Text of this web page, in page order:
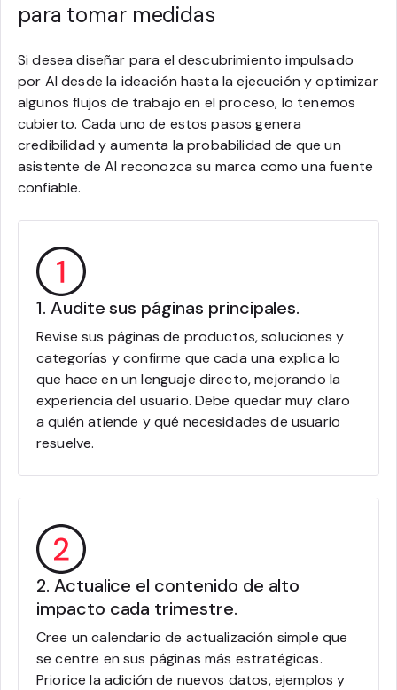
para tomar medidas
Si desea diseñar para el descubrimiento impulsado
por AI desde la ideación hasta la ejecución y optimizar
algunos flujos de trabajo en el proceso, lo tenemos
cubierto. Cada uno de estos pasos genera
credibilidad y aumenta la probabilidad de que un
asistente de AI reconozca su marca como una fuente
confiable.
1. Audite sus páginas principales.
Revise sus páginas de productos, soluciones y
categorías y confirme que cada una explica lo
que hace en un lenguaje directo, mejorando la
experiencia del usuario. Debe quedar muy claro
a quién atiende y qué necesidades de usuario
resuelve.
2. Actualice el contenido de alto
impacto cada trimestre.
Cree un calendario de actualización simple que
se centre en sus páginas más estratégicas.
Priorice la adición de nuevos datos, ejemplos y